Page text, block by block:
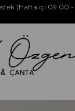
(Hafta içi 09:00